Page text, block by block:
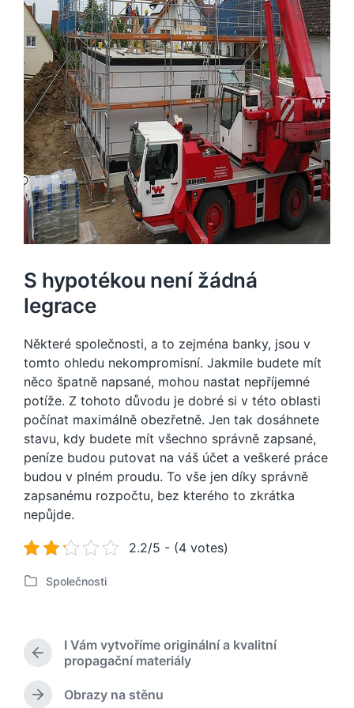
S hypotékou není žádná
legrace
Některé společnosti, a to zejména banky, jsou v
tomto ohledu nekompromisní. Jakmile budete mít
něco špatně napsané, mohou nastat nepříjemné
potíže. Z tohoto důvodu je dobré si v této oblasti
počínat maximálně obezřetně. Jen tak dosáhnete
stavu, kdy budete mít všechno správně zapsané,
peníze budou putovat na váš účet a veškeré práce
budou v plném proudu. To vše jen díky správně
zapsanému rozpočtu, bez kterého to zkrátka
nepůjde.
2.2/5 - (4 votes)
P
i
o
v
Společnosti
P
e
I Vám vytvoříme originální a kvalitní
propagační materiály
N
Obrazy na stěnu